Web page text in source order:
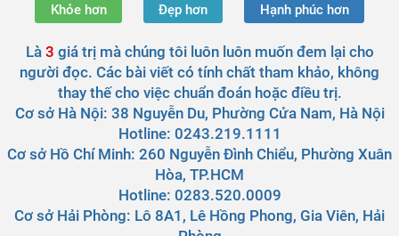
Khỏe hơn Đẹp hơn Hạnh phúc hơn
Là 3 giá trị mà chúng tôi luôn luôn muốn đem lại cho
người đọc. Các bài viết có tính chất tham khảo, không
thay thế cho việc chuẩn đoán hoặc điều trị.
Cơ sở Hà Nội: 38 Nguyễn Du, Phường Cửa Nam, Hà Nội
Hotline: 0243.219.1111
Cơ sở Hồ Chí Minh: 260 Nguyễn Đình Chiểu, Phường Xuân
Hòa, TP.HCM
Hotline: 0283.520.0009
Cơ sở Hải Phòng: Lô 8A1, Lê Hồng Phong, Gia Viên, Hải